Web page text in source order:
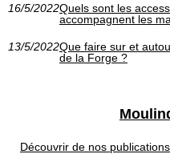
16/5/2022Quels sont les
accompagnent les
13/5/2022Que faire sur et
de la Forge ?
Découvrir de nos publications